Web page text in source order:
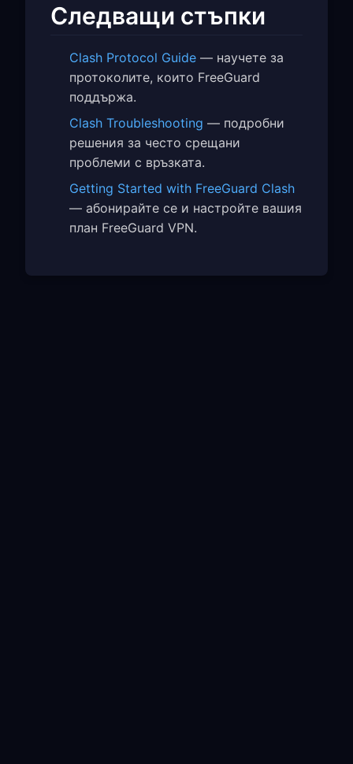
Следващи стъпки
Clash Protocol Guide — научете за
протоколите, които FreeGuard
поддържа.
Clash Troubleshooting — подробни
решения за често срещани
проблеми с връзката.
Getting Started with FreeGuard Clash
— абонирайте се и настройте вашия
план FreeGuard VPN.